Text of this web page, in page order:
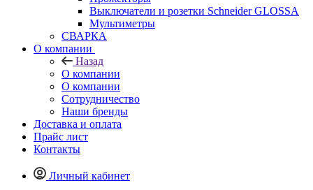
Выключатели и розетки Schneider GLOSSA
Мультиметры
СВАРКА
О компании
Назад
О компании
О компании
Сотрудничество
Наши бренды
Доставка и оплата
Прайс лист
Контакты
Личный кабинет